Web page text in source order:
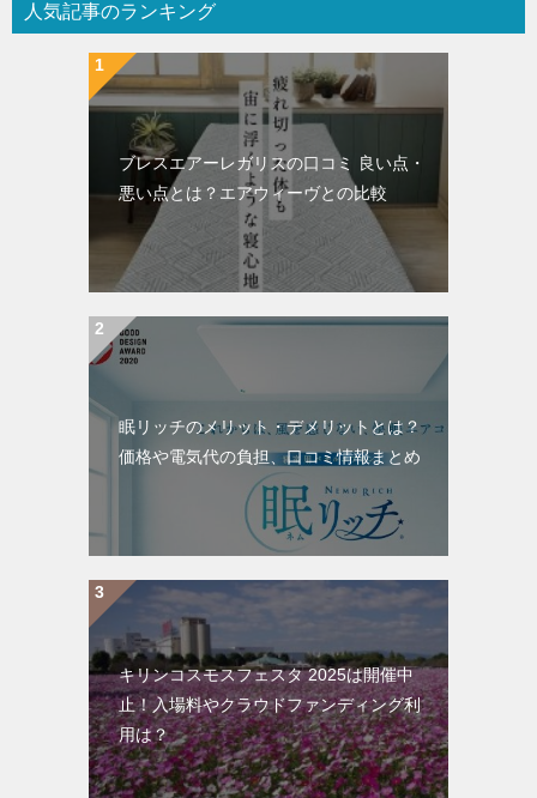
人気記事のランキング
ブレスエアーレガリスの口コミ 良い点・
悪い点とは？エアウィーヴとの比較
眠リッチのメリット・デメリットとは？
価格や電気代の負担、口コミ情報まとめ
キリンコスモスフェスタ 2025は開催中
止！入場料やクラウドファンディング利
用は？